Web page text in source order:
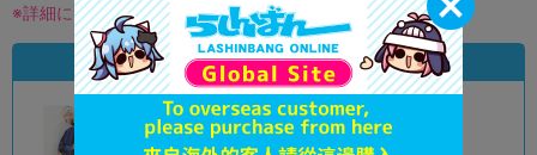
※詳細につきましてはコチラ
状態違いの同一商品
状態 : A